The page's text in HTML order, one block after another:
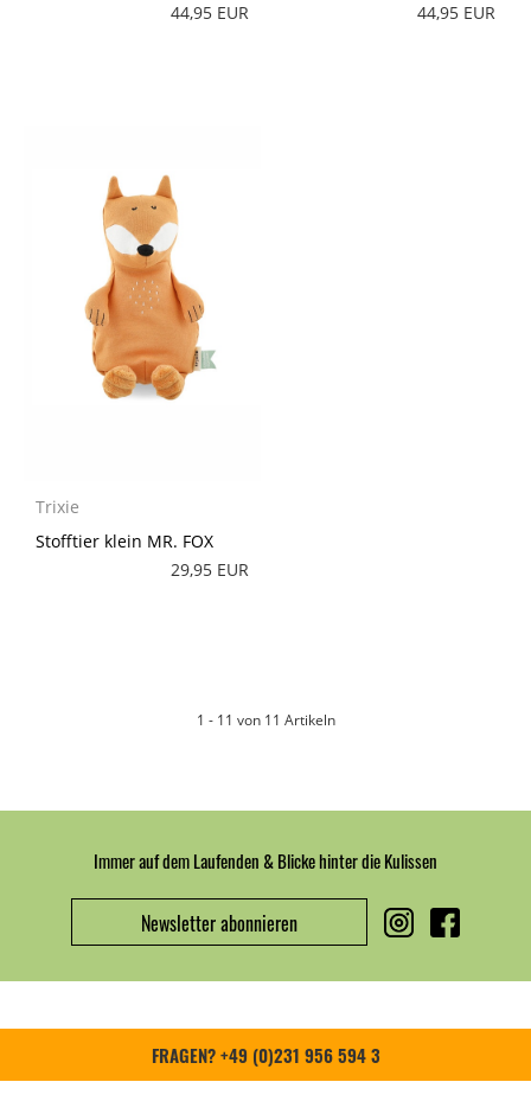
44,95 EUR
44,95 EUR
Trixie
Stofftier klein MR. FOX
29,95 EUR
1 - 11 von 11 Artikeln
Immer auf dem Laufenden & Blicke hinter die Kulissen
Newsletter abonnieren
FRAGEN? +49 (0)231 956 594 3